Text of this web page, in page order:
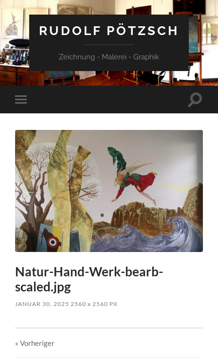
RUDOLF PÖTZSCH
Zeichnung - Malerei - Graphik
Mobile-
Menü
Natur-Hand-Werk-bearb-
scaled.jpg
JANUAR 30, 2025 2560x 2560 PX
« Vorheriger